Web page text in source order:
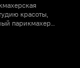
красоты,
парикмахер
украшать